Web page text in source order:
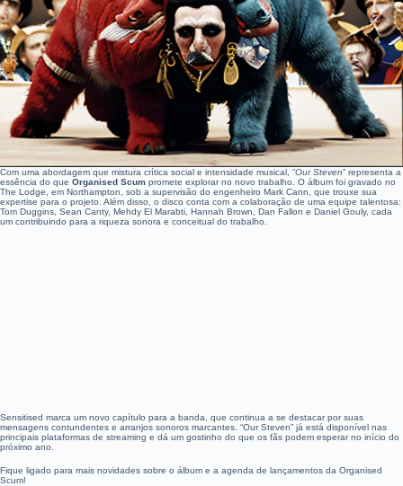
Com uma abordagem que mistura crítica social e intensidade musical, “Our Steven” representa a
essência do que Organised Scum promete explorar no novo trabalho. O álbum foi gravado no
The Lodge, em Northampton, sob a supervisão do engenheiro Mark Cann, que trouxe sua
expertise para o projeto. Além disso, o disco conta com a colaboração de uma equipe talentosa:
Tom Duggins, Sean Canty, Mehdy El Marabti, Hannah Brown, Dan Fallon e Daniel Gouly, cada
um contribuindo para a riqueza sonora e conceitual do trabalho.
Sensitised marca um novo capítulo para a banda, que continua a se destacar por suas
mensagens contundentes e arranjos sonoros marcantes. “Our Steven” já está disponível nas
principais plataformas de streaming e dá um gostinho do que os fãs podem esperar no início do
próximo ano.
Fique ligado para mais novidades sobre o álbum e a agenda de lançamentos da Organised
Scum!